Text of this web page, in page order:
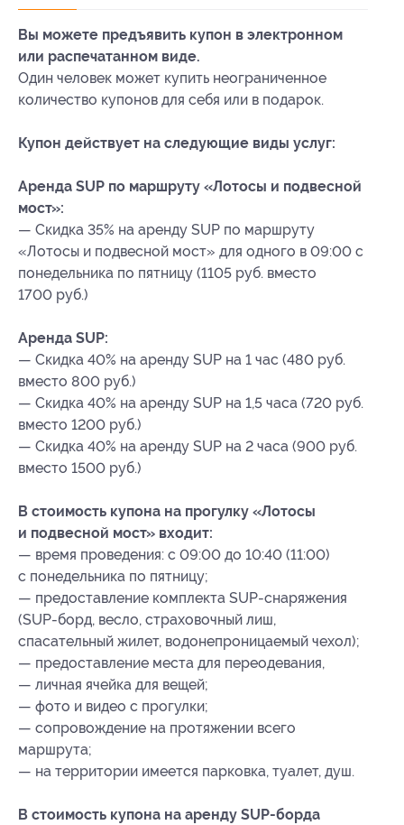
Вы можете предъявить купон в электронном
или распечатанном виде.
Один человек может купить неограниченное
количество купонов для себя или в подарок.
Купон действует на следующие виды услуг:
Аренда SUP по маршруту «Лотосы и подвесной
мост»:
— Скидка 35% на аренду SUP по маршруту
«Лотосы и подвесной мост» для одного в 09:00 с
понедельника по пятницу (1105 руб. вместо
1700 руб.)
Аренда SUP:
— Скидка 40% на аренду SUP на 1 час (480 руб.
вместо 800 руб.)
— Скидка 40% на аренду SUP на 1,5 часа (720 руб.
вместо 1200 руб.)
— Скидка 40% на аренду SUP на 2 часа (900 руб.
вместо 1500 руб.)
В стоимость купона на прогулку «Лотосы
и подвесной мост» входит:
— время проведения: с 09:00 до 10:40 (11:00)
с понедельника по пятницу;
— предоставление комплекта SUP-снаряжения
(SUP-борд, весло, страховочный лиш,
спасательный жилет, водонепроницаемый чехол);
— предоставление места для переодевания,
— личная ячейка для вещей;
— фото и видео с прогулки;
— сопровождение на протяжении всего
маршрута;
— на территории имеется парковка, туалет, душ.
В стоимость купона на аренду SUP-борда